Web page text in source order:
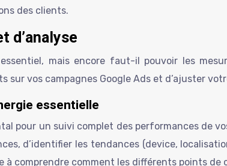
des clients.
d’analyse
essentiel, mais encore faut-il pouvoir les
sur vos campagnes Google Ads et d’ajuster
essentielle
pour un suivi complet des performances de
d’identifier les tendances (device,
à comprendre comment les différents points